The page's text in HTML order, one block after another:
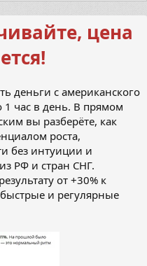
цена
деньги с американского
1 час в день. В прямом
вы разберёте, как
роста,
без интуиции и
РФ и стран СНГ.
от +30% к
и регулярные